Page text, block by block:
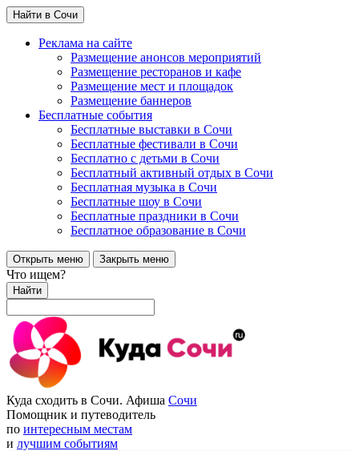
Найти в Сочи
Реклама на сайте
Размещение анонсов мероприятий
Размещение ресторанов и кафе
Размещение мест и площадок
Размещение баннеров
Бесплатные события
Бесплатные выставки в Сочи
Бесплатные фестивали в Сочи
Бесплатно с детьми в Сочи
Бесплатный активный отдых в Сочи
Бесплатная музыка в Сочи
Бесплатные шоу в Сочи
Бесплатные праздники в Сочи
Бесплатное образование в Сочи
Открыть меню Закрыть меню
Что ищем?
Найти
Куда сходить в Сочи. Афиша Сочи
Помощник и путеводитель
по интересным местам
и лучшим событиям